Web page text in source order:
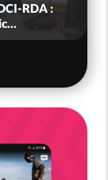
RDA :